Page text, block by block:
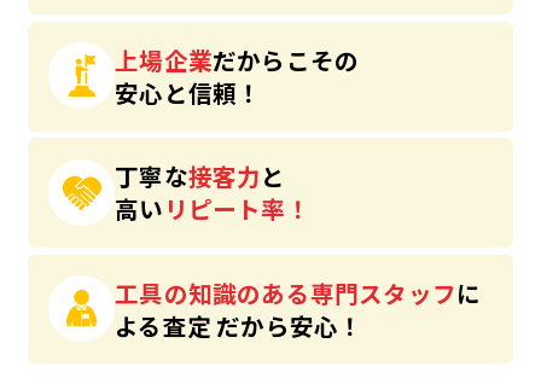
上場企業だからこその
安心と信頼！
丁寧な接客力と
高い リピート率！
工具の知識のある専門スタッフに
よる査定 だから安心！